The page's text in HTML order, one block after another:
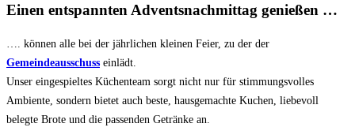
Einen entspannten Adventsnachmittag genießen …
…. können alle bei der jährlichen kleinen Feier, zu der der
Gemeindeausschuss einlädt.
Unser eingespieltes Küchenteam sorgt nicht nur für stimmungsvolles
Ambiente, sondern bietet auch beste, hausgemachte Kuchen, liebevoll
belegte Brote und die passenden Getränke an.